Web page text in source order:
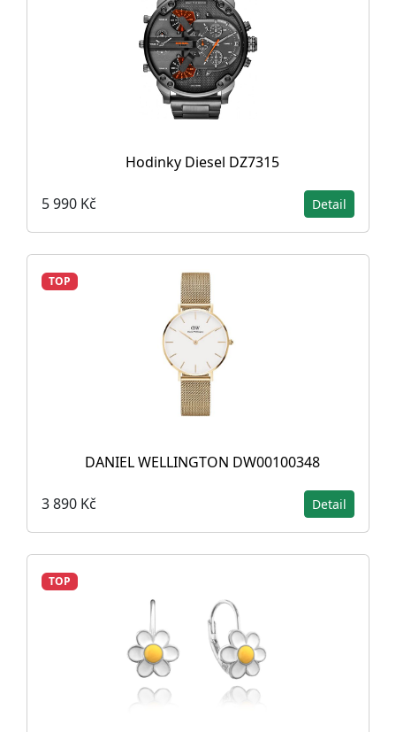
Hodinky Diesel DZ7315
5 990 Kč Detail
TOP
DANIEL WELLINGTON DW00100348
3 890 Kč Detail
TOP